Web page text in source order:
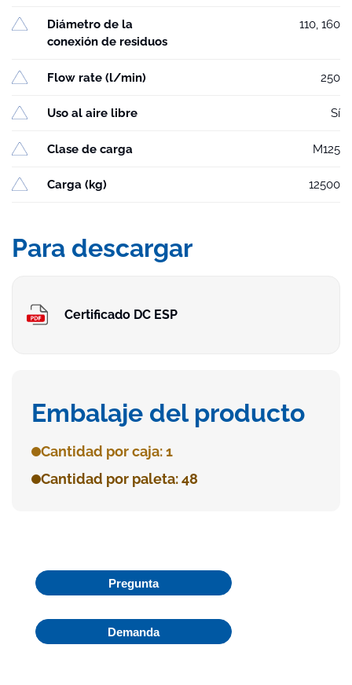
Diámetro de la
conexión de residuos
110, 160
Flow rate (l/min) 250
Uso al aire libre Sí
Clase de carga M125
Carga (kg) 12500
Para descargar
Certificado DC ESP
Embalaje del producto
Cantidad por caja: 1
Cantidad por paleta: 48
Pregunta
Demanda